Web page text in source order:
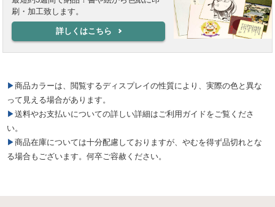
刷・加工致します。
詳しくはこちら
▶商品カラーは、閲覧するディスプレイの性質により、実際の色と異な
って見える場合があります。
▶送料やお支払いについての詳しい詳細はご利用ガイドをご覧くださ
い。
▶商品在庫については十分配慮しておりますが、やむを得ず品切れとな
る場合もございます。何卒ご容赦ください。